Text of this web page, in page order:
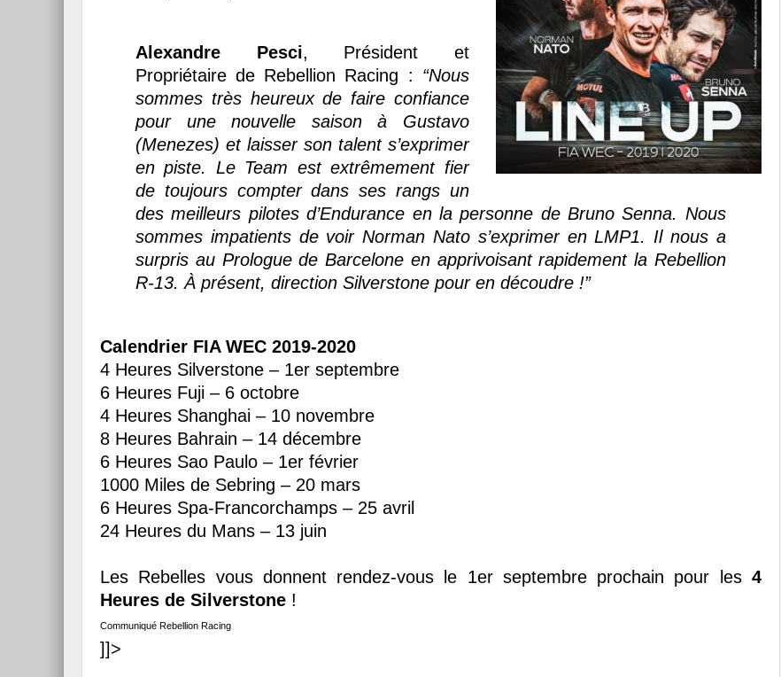
Alexandre Pesci, Président et
Propriétaire de Rebellion Racing : “Nous
sommes très heureux de faire confiance
pour une nouvelle saison à Gustavo
(Menezes) et laisser son talent s’exprimer
en piste. Le Team est extrêmement fier
de toujours compter dans ses rangs un
des meilleurs pilotes d’Endurance en la personne de Bruno Senna. Nous
sommes impatients de voir Norman Nato s’exprimer en LMP1. Il nous a
surpris au Prologue de Barcelone en apprivoisant rapidement la Rebellion
R-13. À présent, direction Silverstone pour en découdre !”
Calendrier FIA WEC 2019-2020
4 Heures Silverstone – 1er septembre
6 Heures Fuji – 6 octobre
4 Heures Shanghai – 10 novembre
8 Heures Bahrain – 14 décembre
6 Heures Sao Paulo – 1er février
1000 Miles de Sebring – 20 mars
6 Heures Spa-Francorchamps – 25 avril
24 Heures du Mans – 13 juin
Les Rebelles vous donnent rendez-vous le 1er septembre prochain pour les 4
Heures de Silverstone !
Communiqué Rebellion Racing
]]>